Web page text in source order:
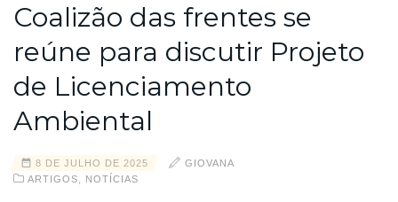
Coalizão das frentes se
reúne para discutir Projeto
de Licenciamento
Ambiental
8 DE JULHO DE 2025
GIOVANA
ARTIGOS
NOTÍCIAS